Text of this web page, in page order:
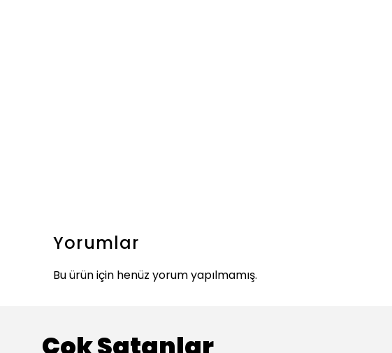
Yorumlar
Bu ürün için henüz yorum yapılmamış.